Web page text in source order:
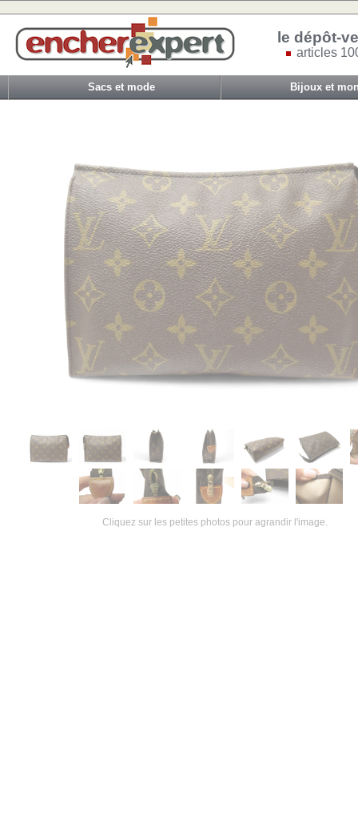
le dépôt-
articles
Sacs et mode Bijoux et
Cliquez sur les petites photos pour agrandir l'image.